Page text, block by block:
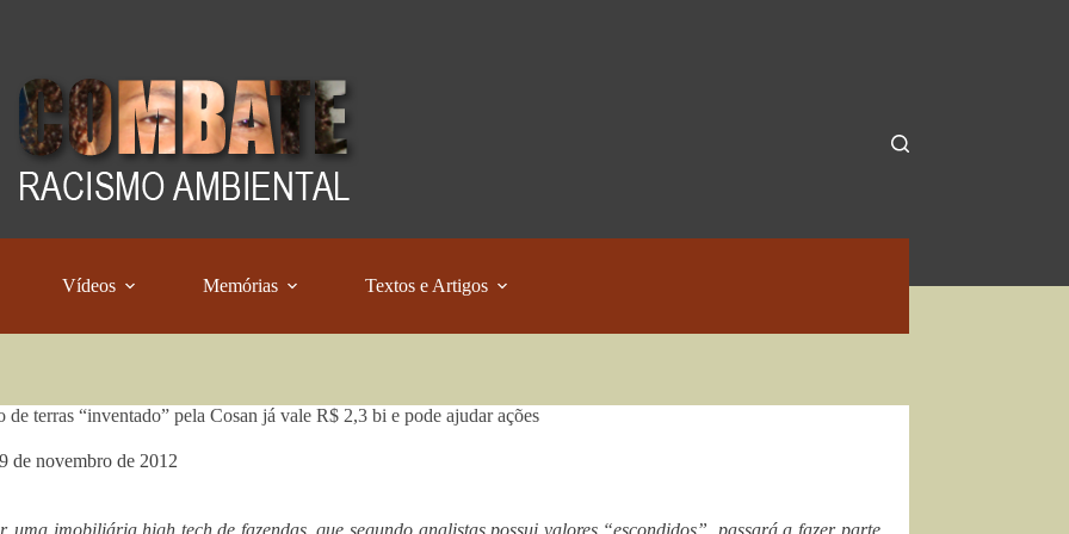
Vídeos Memórias Textos e Artigos
de terras “inventado” pela Cosan já vale R$ 2,3 bi e pode ajudar ações
de novembro de 2012
uma imobiliária high tech de fazendas, que segundo analistas possui valores “escondidos”, passará a fazer parte